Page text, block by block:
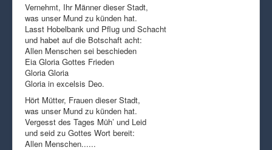
Vernehmt, Ihr Männer dieser Stadt,
was unser Mund zu künden hat.
Lasst Hobelbank und Pflug und Schacht
und habet auf die Botschaft acht:
Allen Menschen sei beschieden
Eia Gloria Gottes Frieden
Gloria Gloria
Gloria in excelsis Deo.
Hört Mütter, Frauen dieser Stadt,
was unser Mund zu künden hat.
Vergesst des Tages Müh’ und Leid
und seid zu Gottes Wort bereit:
Allen Menschen......